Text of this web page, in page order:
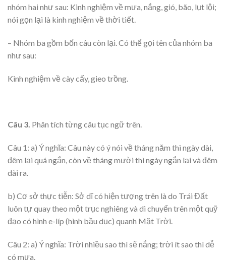
nhóm hai như sau: Kinh nghiệm về mưa, nắng, gió, bão, lụt lội;
nói gọn lại là kinh nghiệm về thời tiết.
– Nhóm ba gồm bốn câu còn lại. Có thể gọi tên của nhóm ba
như sau:
Kinh nghiệm về cày cấy, gieo trồng.
Câu 3. Phân tích từng câu tục ngữ trên.
Câu 1: a) Ý nghĩa: Câu này có ý nói về tháng năm thì ngày dài,
đêm lại quá ngắn, còn về tháng mười thì ngày ngắn lại và đêm
dài ra.
b) Cơ sở thực tiễn: Sở dĩ có hiện tượng trên là do Trái Đất
luôn tự quay theo một trục nghiêng và di chuyển trên một quỹ
đạo có hình e-líp (hình bầu dục) quanh Mặt Trời.
Câu 2: a) Ý nghĩa: Trời nhiều sao thì sẽ nắng; trời ít sao thì dễ
có mưa.